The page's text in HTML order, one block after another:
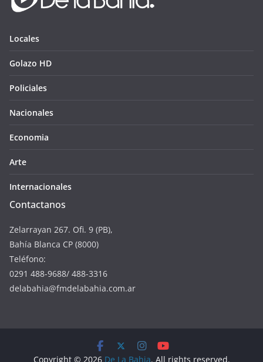
Locales
Golazo HD
Policiales
Nacionales
Economia
Arte
Internacionales
Contactanos
Zelarrayan 267. Ofi. 9 (PB),
Bahía Blanca CP (8000)
Teléfono:
0291 488-9688/ 488-3316
delabahia@fmdelabahia.com.ar
Copyright © 2026 De La Bahia. All rights reserved.